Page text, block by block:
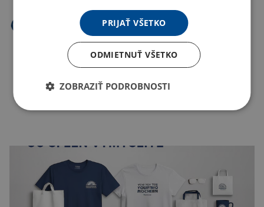
PRIJAŤ VŠETKO
ODMIETNUŤ VŠETKO
ZOBRAZIŤ PODROBNOSTI